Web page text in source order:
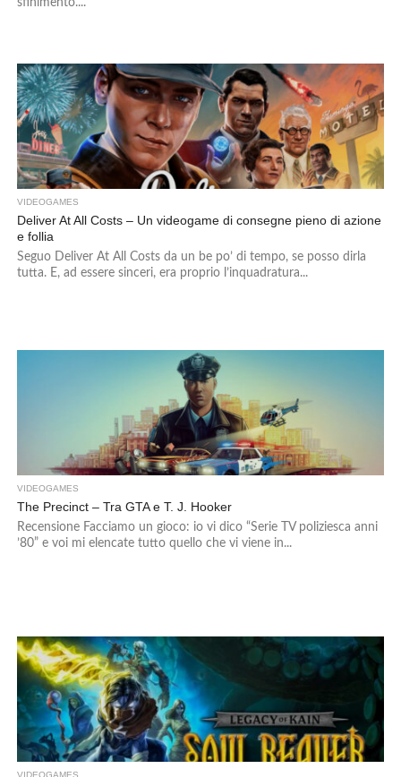
VIDEOGAMES
Deliver At All Costs – Un videogame di consegne pieno di azione
e follia
Seguo Deliver At All Costs da un be po’ di tempo, se posso dirla
tutta. E, ad essere sinceri, era proprio l’inquadratura...
VIDEOGAMES
The Precinct – Tra GTA e T. J. Hooker
Recensione Facciamo un gioco: io vi dico “Serie TV poliziesca anni
’80” e voi mi elencate tutto quello che vi viene in...
VIDEOGAMES